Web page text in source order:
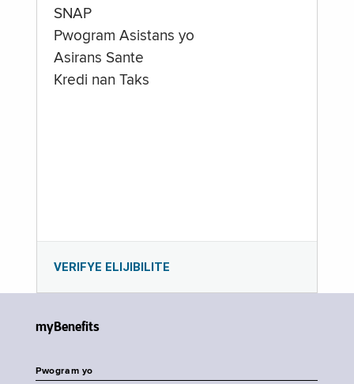
SNAP
Pwogram Asistans yo
Asirans Sante
Kredi nan Taks
VERIFYE ELIJIBILITE
myBenefits
Pwogram yo